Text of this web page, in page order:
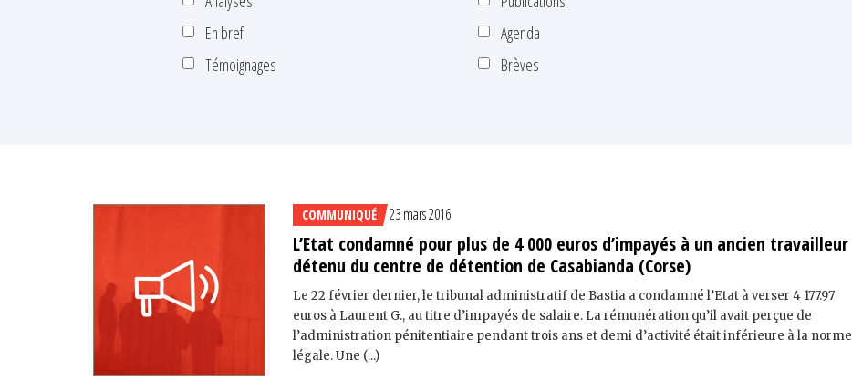
En bref
Témoignages
Agenda
Brèves
COMMUNIQUÉ 23 mars 2016
L’Etat condamné pour plus de 4 000 euros d’impayés à un ancien travailleur
détenu du centre de détention de Casabianda (Corse)
Le 22 février dernier, le tribunal administratif de Bastia a condamné l’Etat à verser 4 177.97
euros à Laurent G., au titre d’impayés de salaire. La rémunération qu’il avait perçue de
l’administration pénitentiaire pendant trois ans et demi d’activité était inférieure à la norme
légale. Une (...)